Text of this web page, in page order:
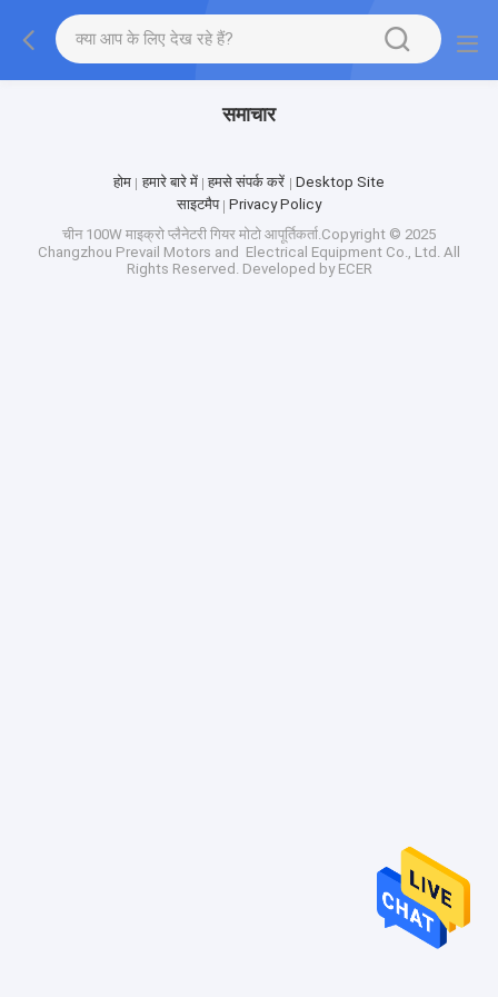
समाचार
होम हमारे बारे में हमसे संपर्क करें
Desktop Site
साइटमैप
Privacy Policy
चीन 100W माइक्रो प्लैनेटरी गियर मोटो आपूर्तिकर्ता.Copyright © 2025
Changzhou Prevail Motors and Electrical Equipment Co., Ltd. All
Rights Reserved. Developed by ECER